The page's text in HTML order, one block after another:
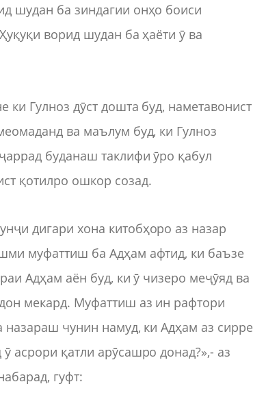
шудан ба зиндагии онҳо боиси
ворид шудан ба ҳаёти ӯ ва
Гулноз дӯст дошта буд, наметавонист
ва маълум буд, ки Гулноз
буданаш таклифи ӯро қабул
қотилро ошкор созад.
дигари хона китобҳоро аз назар
муфаттиш ба Адҳам афтид, ки баъзе
Адҳам аён буд, ки ӯ чизеро меҷӯяд ва
мекард. Муфаттиш аз ин рафтори
чунин намуд, ки Адҳам аз сирре
асрори қатли арӯсашро донад?»,- аз
гуфт: